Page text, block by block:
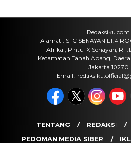
Redaksiku.com
Alamat : STC SENAYAN LT.4
Afrika , Pintu IX Senayan,
Kecamatan Tanah Abang,
Jakarta 10270
Email :
TENTANG REDAKSI
PEDOMAN MEDIA SIBER